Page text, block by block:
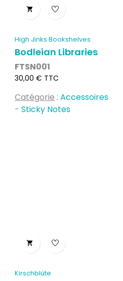

High Jinks Bookshelves
Bodleian Libraries
FTSN001
Prix
30,00 € TTC
Catégorie : Accessoires
- Sticky Notes

Kirschblüte